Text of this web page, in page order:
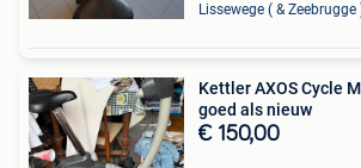
Lissewege ( & Zeebrugge
Kettler AXOS Cycle
goed als nieuw
€ 150,00